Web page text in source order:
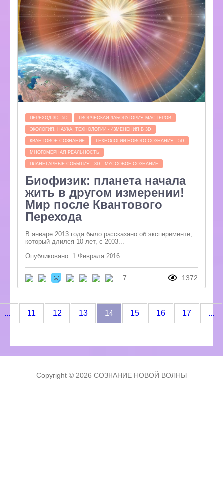
ПЕРЕХОД 3D- 5D ТВОРЧЕСКАЯ ЛАБОРАТОРИЯ МАСТЕРОВ
ЭКОЛОГИЯ, НАУКА, ТЕХНОЛОГИИ - ИЗМЕНЕНИЯ В 3D
КВАНТОВОЕ СОЗНАНИЕ ТЕХНОЛОГИИ НОВОГО СОЗНАНИЯ - 5D
МНОГОМЕРНАЯ РЕАЛЬНОСТЬ
ПЛАНЕТАРНЫЕ СОБЫТИЯ - 3D - МАССОВОЕ СОЗНАНИЕ
Биофизик: планета начала
жить в другом измерении!
Мир после Квантового
Перехода
В январе 2013 года было рассказано об эксперименте,
который длился 10 лет, с 2003...
Опубликовано: 1 Февраля 2016
7 1372
... 11 12 13 14(current)
15 16 17 ...
Copyright © 2026 СОЗНАНИЕ НОВОЙ ВОЛНЫ